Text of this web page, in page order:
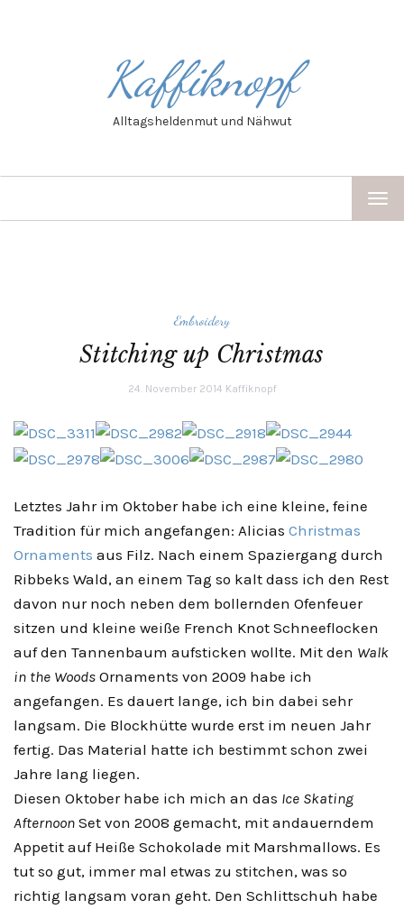
Kaffiknopf
Alltagsheldenmut und Nähwut
Embroidery
Stitching up Christmas
24. November 2014 Kaffiknopf
Letztes Jahr im Oktober habe ich eine kleine, feine
Tradition für mich angefangen: Alicias Christmas
Ornaments aus Filz. Nach einem Spaziergang durch
Ribbeks Wald, an einem Tag so kalt dass ich den Rest
davon nur noch neben dem bollernden Ofenfeuer
sitzen und kleine weiße French Knot Schneeflocken
auf den Tannenbaum aufsticken wollte. Mit den Walk
in the Woods Ornaments von 2009 habe ich
angefangen. Es dauert lange, ich bin dabei sehr
langsam. Die Blockhütte wurde erst im neuen Jahr
fertig. Das Material hatte ich bestimmt schon zwei
Jahre lang liegen.
Diesen Oktober habe ich mich an das Ice Skating
Afternoon Set von 2008 gemacht, mit andauerndem
Appetit auf Heiße Schokolade mit Marshmallows. Es
tut so gut, immer mal etwas zu stitchen, was so
richtig langsam voran geht. Den Schlittschuh habe